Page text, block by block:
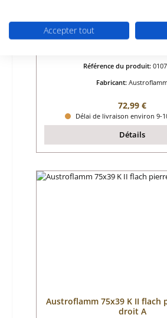
Austroflamm 75x39 K II flach
gauche A
Référence du produit:
Fabricant:
Prix régulier :
72,99 €
Délai de livraison environ 9-
Détails
Austroflamm 75x39 K II flach
droit A
Accepter tout